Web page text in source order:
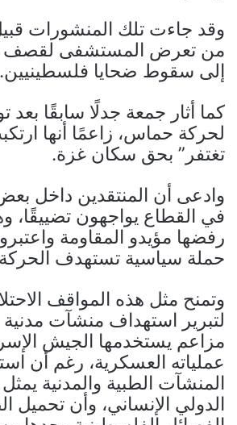
وقد جاءت تلك المنشورات
من تعرض المستشفى لقصف
إلى سقوط ضحايا فلسطينيين.
كما أثار جمعة جدلًا سابقًا بعد
لحركة حماس، زاعمًا أنها
تغتفر” بحق سكان غزة.
وادعى أن المنتقدين داخل
في القطاع يواجهون تضييقًا،
رفضها مؤيدو المقاومة
حملة سياسية تستهدف
وتمنح مثل هذه المواقف
لتبرير استهداف منشآت مدنية
مزاعم يستخدمها الجيش
عملياته العسكرية، رغم أن
المنشآت الطبية والمدنية يمثل
الدولي الإنساني، وأن تحميل